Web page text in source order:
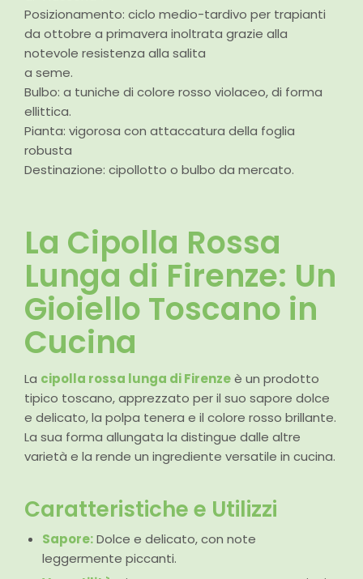
Posizionamento: ciclo medio-tardivo per trapianti
da ottobre a primavera inoltrata grazie alla
notevole resistenza alla salita
a seme.
Bulbo: a tuniche di colore rosso violaceo, di forma
ellittica.
Pianta: vigorosa con attaccatura della foglia
robusta
Destinazione: cipollotto o bulbo da mercato.
La Cipolla Rossa
Lunga di Firenze: Un
Gioiello Toscano in
Cucina
La cipolla rossa lunga di Firenzeè un prodotto
tipico toscano, apprezzato per il suo sapore dolce
e delicato, la polpa tenera e il colore rosso brillante.
La sua forma allungata la distingue dalle altre
varietà e la rende un ingrediente versatile in cucina.
Caratteristiche e Utilizzi
Sapore:Dolce e delicato, con note
leggermente piccanti.